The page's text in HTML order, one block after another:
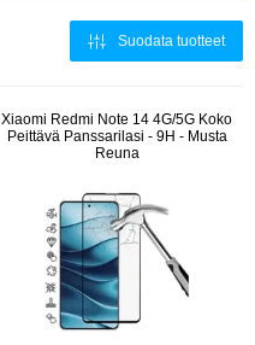
Suodata tuotteet
Xiaomi Redmi Note 14 4G/5G Koko
Peittävä Panssarilasi - 9H - Musta
Reuna